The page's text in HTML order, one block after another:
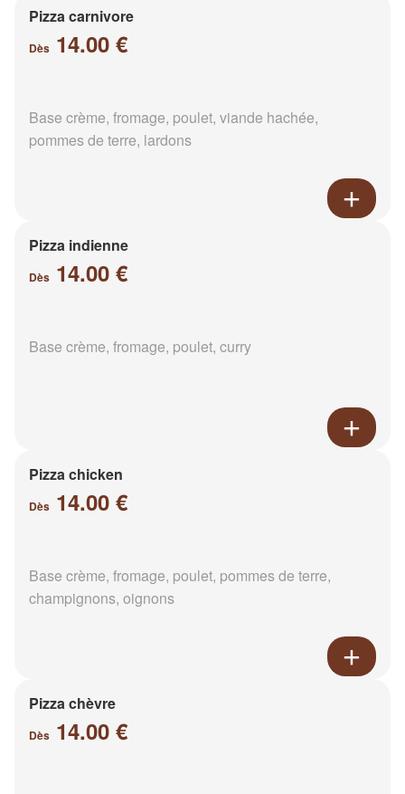
Pizza carnivore
Dès 14.00 €
Base crème, fromage, poulet, viande hachée,
pommes de terre, lardons
Pizza indienne
Dès 14.00 €
Base crème, fromage, poulet, curry
Pizza chicken
Dès 14.00 €
Base crème, fromage, poulet, pommes de terre,
champignons, oignons
Pizza chèvre
Dès 14.00 €